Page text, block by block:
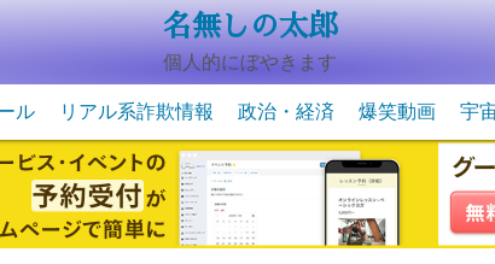
名無しの太郎
個人的にぼやきます
ル リアル系詐欺情報 政治・経済 爆笑動画
動物系の爆笑
宇
未
宇